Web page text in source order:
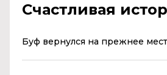
Счастливая
Буф вернулся на прежнее